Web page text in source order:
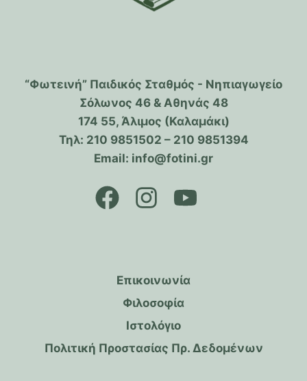
“Φωτεινή” Παιδικός Σταθμός - Νηπιαγωγείο
Σόλωνος 46 & Αθηνάς 48
174 55, Άλιμος (Καλαμάκι)
Τηλ: 210 9851502 – 210 9851394
Email: info@fotini.gr
Επικοινωνία
Φιλοσοφία
Ιστολόγιο
Πολιτική Προστασίας Πρ. Δεδομένων